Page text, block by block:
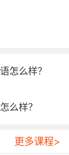
怎么样？
么样？
更多课程>